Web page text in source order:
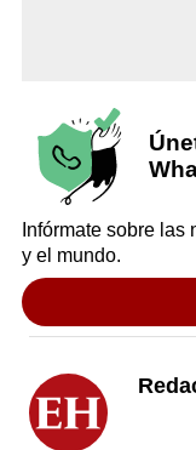
Infórmate sobre
y el mundo.